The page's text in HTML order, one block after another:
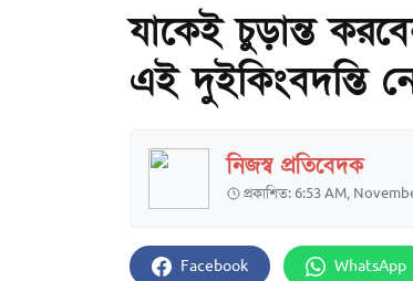
যাকেই চুড়ান্ত
এই দুইকিংবদন্তি
নিজস্ব প্রতিবেদক
প্রকাশিত: 6:53 AM,
Facebook WhatsApp